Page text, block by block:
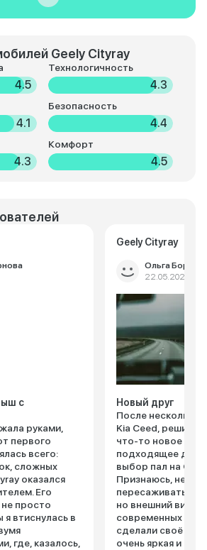
Geely Cityray
4.5
Технологичность
4.3
4.1
Безопасность
4.4
4.3
Комфорт
4.5
с
руками,
первого
всего:
сложных
оказался
Его
просто
втиснулась в
где, казалось,
Geely Cityray
Ольга
22.05.2025
Новый друг
После
Kia Ceed, решила
что-то новое и
подходящее для
выбор пал на
Признаюсь,
пересаживаться
но внешний вид и
современных
сделали своё
очень яркая и